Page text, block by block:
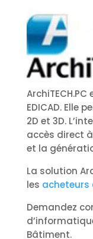
EDICAD. Elle
2D et 3D.
accès direct
et la
La solution
les acheteurs
Demandez
Bâtiment.